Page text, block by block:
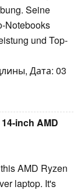
Seine
Notebooks
und Top-
Дата: 03
inch AMD
AMD Ryzen
laptop. It's